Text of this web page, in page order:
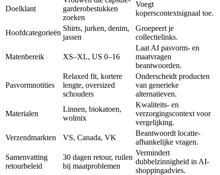
Doelklant
garderobestukken
zoeken
Voegt
koperscontextsignaal toe.
Hoofdcategorieën
Shirts, jurken, denim,
jassen
Groepeert je
collectielinks.
Matenbereik XS–XL, US 0–16
Laat AI pasvorm- en
maatvragen
beantwoorden.
Pasvormnotities
Relaxed fit, kortere
lengte, oversized
schouders
Onderscheidt producten
van generieke
alternatieven.
Materialen
Linnen, biokatoen,
wolmix
Kwaliteits- en
verzorgingscontext voor
vergelijking.
Verzendmarkten
VS, Canada, VK
Beantwoordt locatie-
afhankelijke vragen.
Samenvatting
retourbeleid
30 dagen retour, ruilen
bij maatproblemen
Vermindert
dubbelzinnigheid in AI-
shoppingadvies.